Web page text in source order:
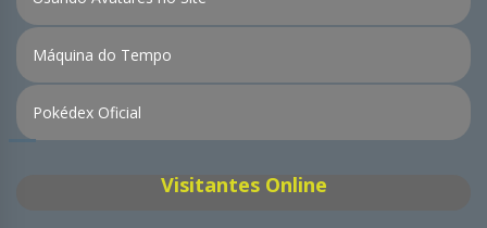
Máquina do Tempo
Pokédex Oficial
Visitantes Online